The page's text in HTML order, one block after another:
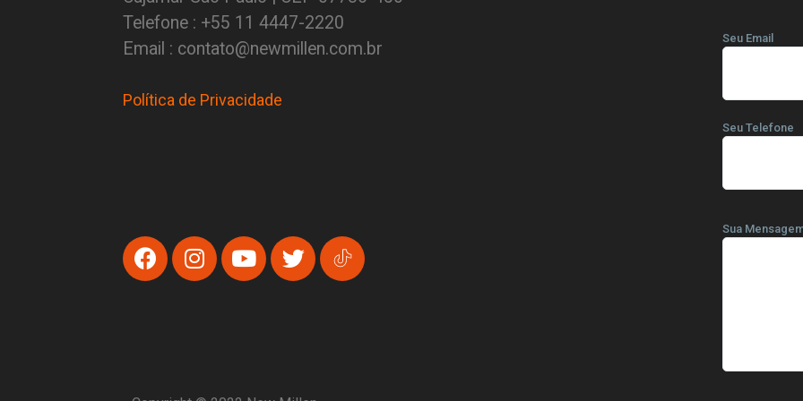
Telefone : +55 11 4447-2220
Email : contato@newmillen.com.br
Política de Privacidade
Seu Email
Seu Telefone
Sua